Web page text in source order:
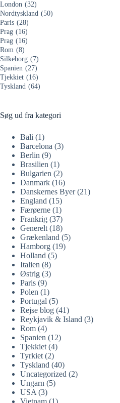
London (32)
Nordtyskland (50)
Paris (28)
Prag (16)
Prag (16)
Rom (8)
Silkeborg (7)
Spanien (27)
Tjekkiet (16)
Tyskland (64)
Søg ud fra kategori
Bali (1)
Barcelona (3)
Berlin (9)
Brasilien (1)
Bulgarien (2)
Danmark (16)
Danskernes Byer(21)
England (15)
Færøerne (1)
Frankrig (37)
Generelt (18)
Grækenland (5)
Hamborg (19)
Holland (5)
Italien (8)
Østrig (3)
Paris (9)
Polen (1)
Portugal (5)
Rejse blog (41)
Reykjavik & Island (3)
Rom (4)
Spanien (12)
Tjekkiet (4)
Tyrkiet (2)
Tyskland (40)
Uncategorized (2)
Ungarn (5)
USA (3)
Vietnam (1)